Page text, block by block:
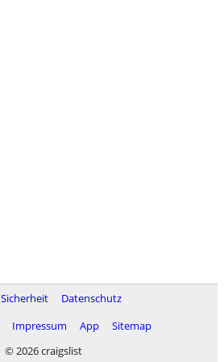
Sicherheit
Datenschutz
Impressum App
Sitemap
© 2026 craigslist